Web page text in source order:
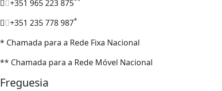
+351 965 223 875
+351 235 778 987*
* Chamada para a Rede Fixa Nacional
** Chamada para a Rede Móvel Nacional
Freguesia